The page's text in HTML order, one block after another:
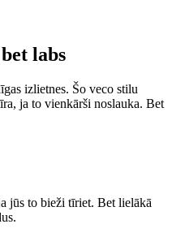
labs
izlietnes. Šo veco stilu
ja to vienkārši noslauka. Bet
jūs to bieži tīriet. Bet lielākā